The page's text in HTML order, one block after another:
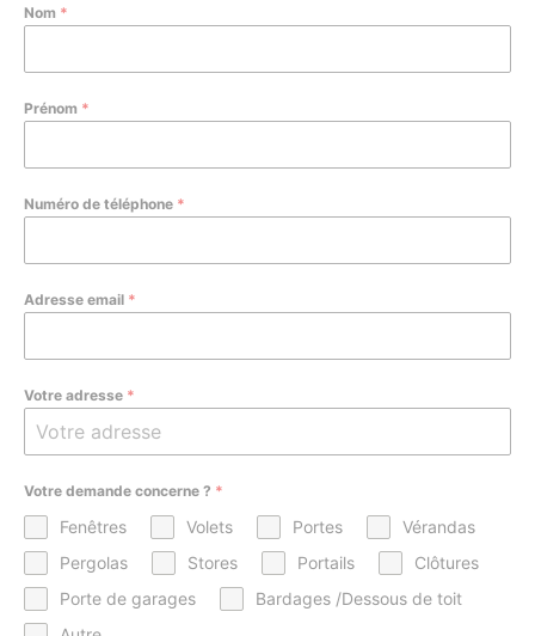
Nom *
Prénom *
Numéro de téléphone *
Adresse email *
Votre adresse *
Votre demande concerne ? *
Fenêtres Volets Portes
Vérandas
Pergolas
Stores Portails
Clôtures
Porte de garages
Bardages /Dessous de toit